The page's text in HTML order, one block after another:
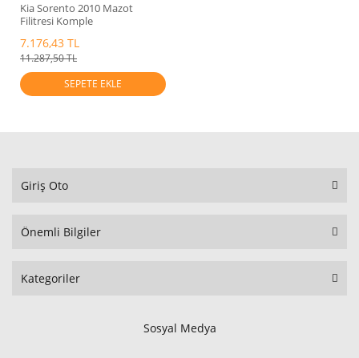
Kia Sorento 2010 Mazot
Filitresi Komple
7.176,43 TL
11.287,50 TL
SEPETE EKLE
Giriş Oto
Önemli Bilgiler
Kategoriler
Sosyal Medya